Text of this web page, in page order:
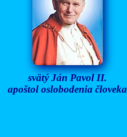
svätý Ján Pavol II.
apoštol oslobodenia človeka